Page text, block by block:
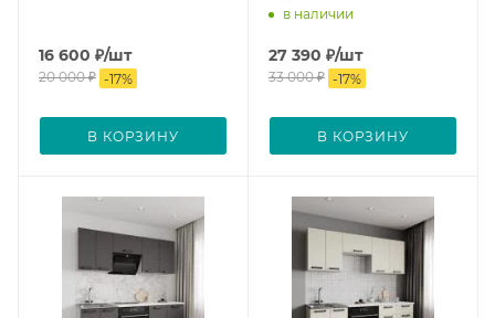
16 600 ₽/шт
20 000₽ -17%
В КОРЗИНУ
в наличии
27 390 ₽/шт
33 000₽ -17%
В КОРЗИНУ